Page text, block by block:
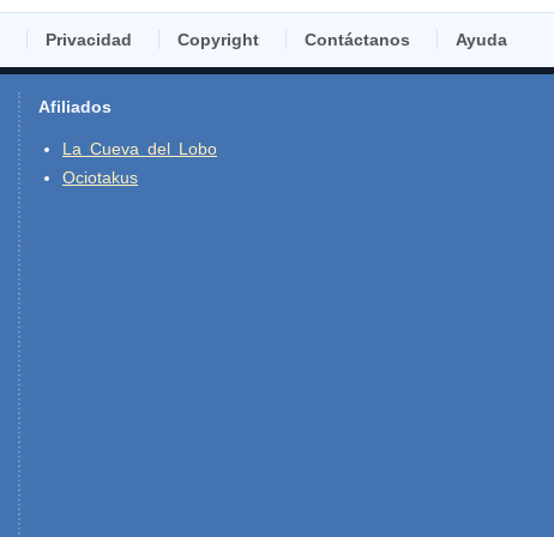
Privacidad Copyright Contáctanos Ayuda
Afiliados
La Cueva del Lobo
Ociotakus